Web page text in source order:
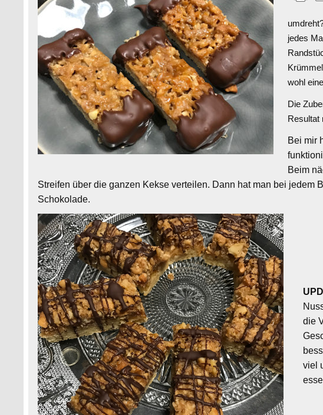
jedes
wohl
Die
Resultat
Bei mir
Beim
Streifen über die ganzen Kekse verteilen. Dann hat man bei jedem
Schokolade.
die
viel